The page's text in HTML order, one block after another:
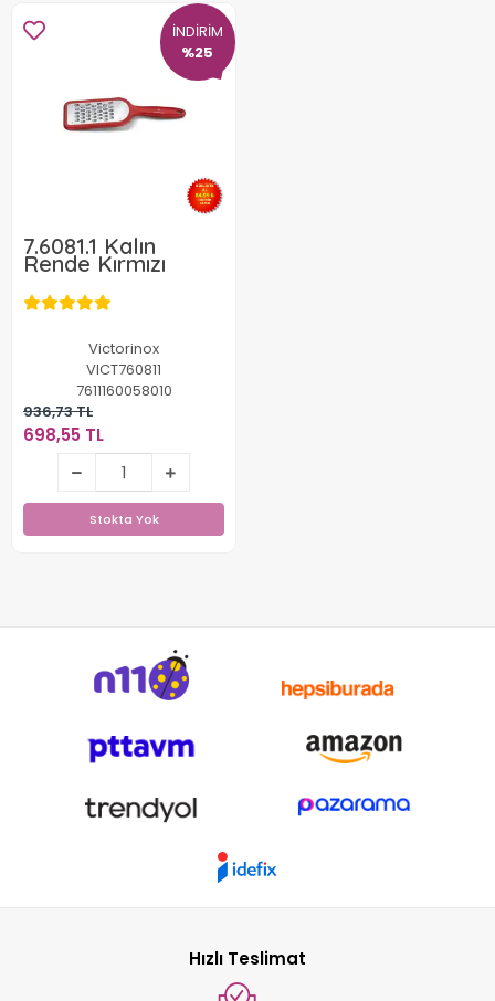
İNDİRİM
%25
7.6081.1 Kalın
Rende Kırmızı
Victorinox
VICT760811
7611160058010
936,73 TL
698,55 TL
698,55 TL
Stokta Yok
Stokta Yok
Hızlı Teslimat